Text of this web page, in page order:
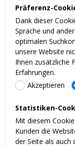
Präferenz-
Dank dieser
Sprache und
optimalen
unsere Website
Ihnen zusätzliche
Erfahrungen.
Akzeptieren
Statistiken-
Mit diesem
Kunden die
der Seite als auch